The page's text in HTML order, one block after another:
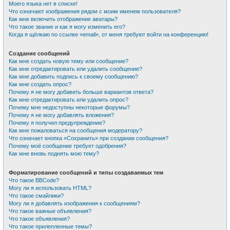
Моего языка нет в списке!
Что означают изображения рядом с моим именем пользователя?
Как мне включить отображение аватары?
Что такое звание и как я могу изменить его?
Когда я щёлкаю по ссылке «email», от меня требуют войти на конференцию!
Создание сообщений
Как мне создать новую тему или сообщение?
Как мне отредактировать или удалить сообщение?
Как мне добавить подпись к своему сообщению?
Как мне создать опрос?
Почему я не могу добавить больше вариантов ответа?
Как мне отредактировать или удалить опрос?
Почему мне недоступны некоторые форумы?
Почему я не могу добавлять вложения?
Почему я получил предупреждение?
Как мне пожаловаться на сообщения модератору?
Что означает кнопка «Сохранить» при создании сообщения?
Почему моё сообщение требует одобрения?
Как мне вновь поднять мою тему?
Форматирование сообщений и типы создаваемых тем
Что такое BBCode?
Могу ли я использовать HTML?
Что такое смайлики?
Могу ли я добавлять изображения к сообщениям?
Что такое важные объявления?
Что такое объявления?
Что такое прилепленные темы?